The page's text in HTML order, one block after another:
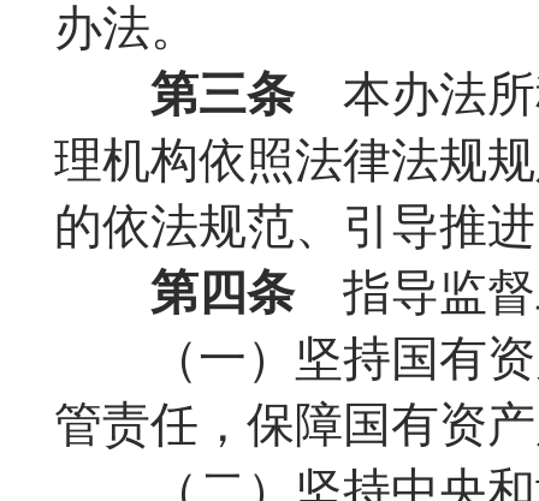
办法。
第三条本办法所
理机构依照法律法规
的依法规范、引导推
第四条指导监督
（一）坚持国有资
管责任，保障国有资